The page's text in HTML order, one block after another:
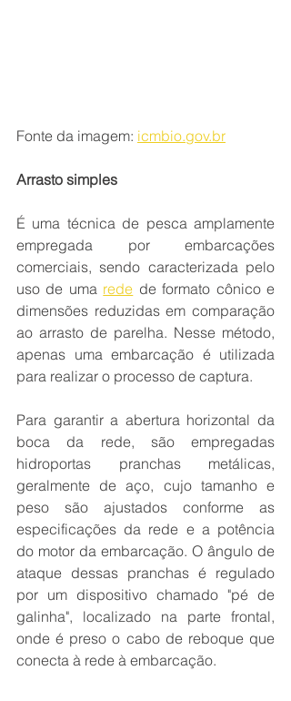
Fonte da imagem: icmbio.gov.br
Arrasto simples
É uma técnica de pesca amplamente
empregada por embarcações
comerciais, sendo caracterizada pelo
uso de uma rede de formato cônico e
dimensões reduzidas em comparação
ao arrasto de parelha. Nesse método,
apenas uma embarcação é utilizada
para realizar o processo de captura.
Para garantir a abertura horizontal da
boca da rede, são empregadas
hidroportas pranchas metálicas,
geralmente de aço, cujo tamanho e
peso são ajustados conforme as
especificações da rede e a potência
do motor da embarcação. O ângulo de
ataque dessas pranchas é regulado
por um dispositivo chamado "pé de
galinha", localizado na parte frontal,
onde é preso o cabo de reboque que
conecta à rede à embarcação.